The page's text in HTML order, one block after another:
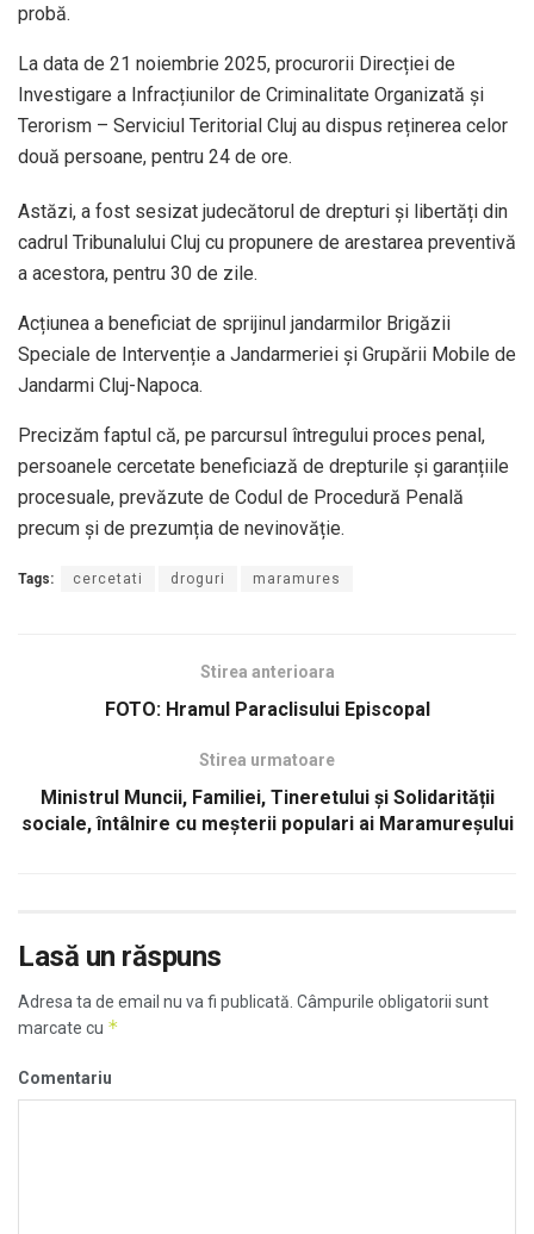
probă.
La data de 21 noiembrie 2025, procurorii Direcției de
Investigare a Infracțiunilor de Criminalitate Organizată și
Terorism – Serviciul Teritorial Cluj au dispus reținerea celor
două persoane, pentru 24 de ore.
Astăzi, a fost sesizat judecătorul de drepturi și libertăți din
cadrul Tribunalului Cluj cu propunere de arestarea preventivă
a acestora, pentru 30 de zile.
Acțiunea a beneficiat de sprijinul jandarmilor Brigăzii
Speciale de Intervenție a Jandarmeriei și Grupării Mobile de
Jandarmi Cluj-Napoca.
Precizăm faptul că, pe parcursul întregului proces penal,
persoanele cercetate beneficiază de drepturile și garanțiile
procesuale, prevăzute de Codul de Procedură Penală
precum și de prezumția de nevinovăție.
Tags: cercetati droguri maramures
Stirea anterioara
FOTO: Hramul Paraclisului Episcopal
Stirea urmatoare
Ministrul Muncii, Familiei, Tineretului și Solidarității
sociale, întâlnire cu meșterii populari ai Maramureșului
Lasă un răspuns
Adresa ta de email nu va fi publicată. Câmpurile obligatorii sunt
marcate cu *
Comentariu